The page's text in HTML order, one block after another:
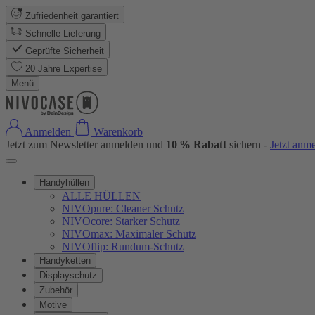
Zufriedenheit garantiert
Schnelle Lieferung
Geprüfte Sicherheit
20 Jahre Expertise
Menü
Anmelden
Warenkorb
Jetzt zum Newsletter anmelden und 10 % Rabatt sichern - Jetzt
Handyhüllen
ALLE HÜLLEN
NIVOpure: Cleaner Schutz
NIVOcore: Starker Schutz
NIVOmax: Maximaler Schutz
NIVOflip: Rundum-Schutz
Handyketten
Displayschutz
Zubehör
Motive